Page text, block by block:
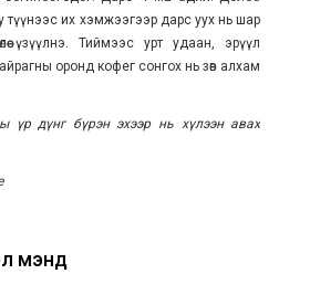
түүнээс их хэмжээгээр дарс уух нь шар
үзүүлнэ. Тиймээс урт удаан, эрүүл
оронд кофег сонгох нь зөв алхам
үр дүнг бүрэн эхээр нь хүлээн авах
мэнд